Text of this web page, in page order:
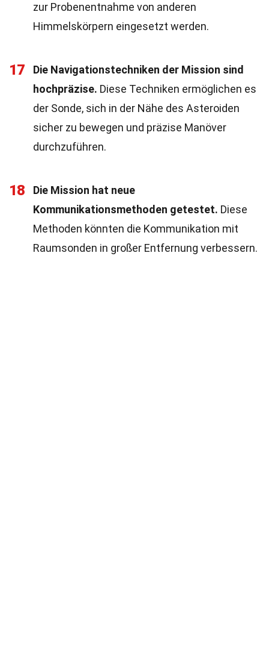
zur Probenentnahme von anderen
Himmelskörpern eingesetzt werden.
17
Die Navigationstechniken der Mission sind
hochpräzise. Diese Techniken ermöglichen es
der Sonde, sich in der Nähe des Asteroiden
sicher zu bewegen und präzise Manöver
durchzuführen.
18
Die Mission hat neue
Kommunikationsmethoden getestet. Diese
Methoden könnten die Kommunikation mit
Raumsonden in großer Entfernung verbessern.